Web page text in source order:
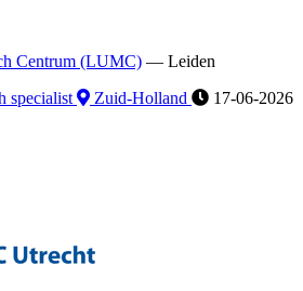
Centrum (LUMC) — Leiden
specialist Zuid-Holland 17-06-2026